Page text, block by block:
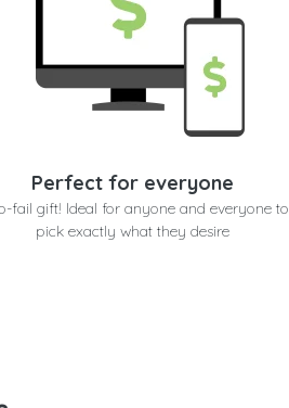
Perfect for everyone
fail gift! Ideal for anyone and everyone to
pick exactly what they desire